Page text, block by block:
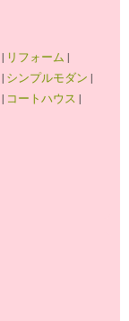
| リフォーム |
| シンプルモダン |
| コートハウス |